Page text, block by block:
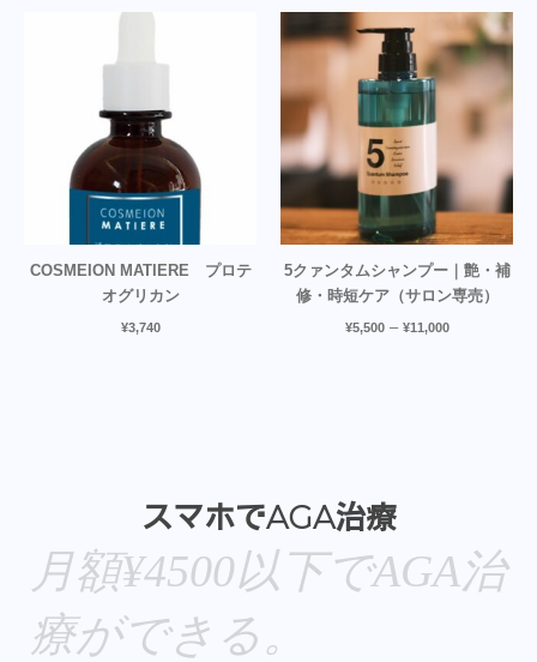
COSMEION MATIERE プロテ
オグリカン
¥3,740
5クァンタムシャンプー｜艶・補
修・時短ケア（サロン専売）
¥5,500 – ¥11,000
スマホでAGA治療
月額¥4500以下でAGA治
療ができる。